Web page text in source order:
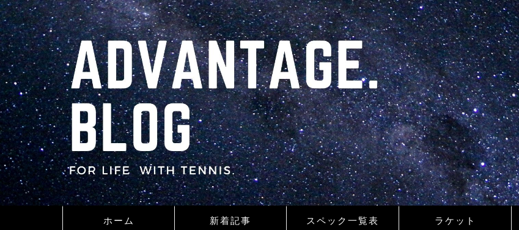
ホーム 新着記事 スペック一覧表 ラケット